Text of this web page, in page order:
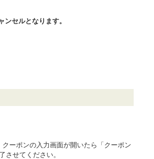
セルとなります。
ーポンの入力画面が開いたら「クーポン
せてください。